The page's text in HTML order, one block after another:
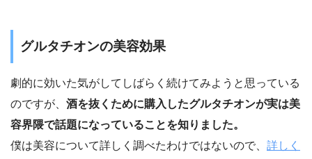
グルタチオンの美容効果
劇的に効いた気がしてしばらく続けてみようと思っている
のですが、 酒を抜くために購入したグルタチオンが実は美
容界隈で話題になっていることを知りました。
僕は美容について詳しく調べたわけではないので、 詳しく